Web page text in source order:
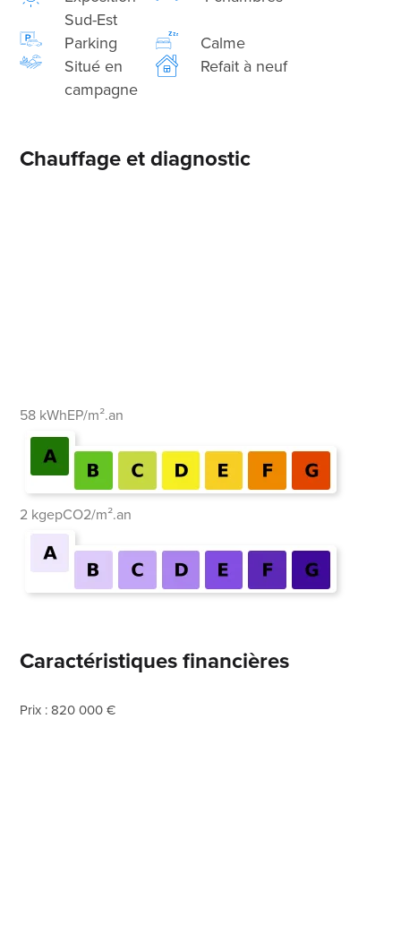
Sud-Est
Parking
Calme
Situé en
campagne
Refait à neuf
Chauffage et diagnostic
58 kWhEP/m².an
2 kgepCO2/m².an
Caractéristiques financières
Prix : 820 000 €